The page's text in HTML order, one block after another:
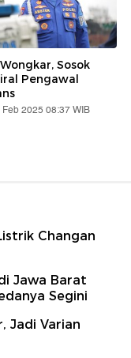
Sosok
Pengawal
2025 08:37 WIB
Changan
Jawa Barat
Segini
Jadi Varian